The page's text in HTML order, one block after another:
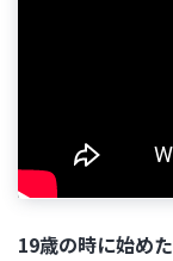
19歳の時に始めた